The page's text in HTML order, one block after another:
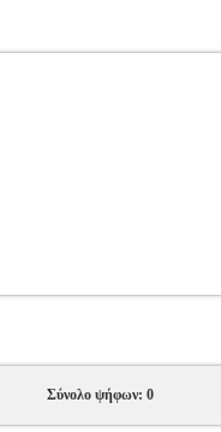
Σύνολο ψήφων: 0